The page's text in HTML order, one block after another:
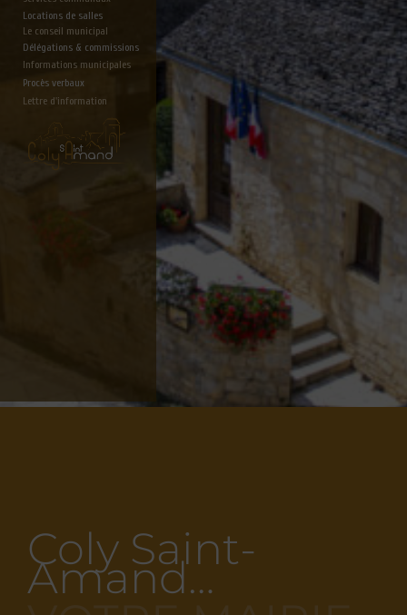
Locations de salles
Le conseil municipal
Délégations & commissions
Informations municipales
Lettre d'information
Procès verbaux
Coly Saint-
Amand…